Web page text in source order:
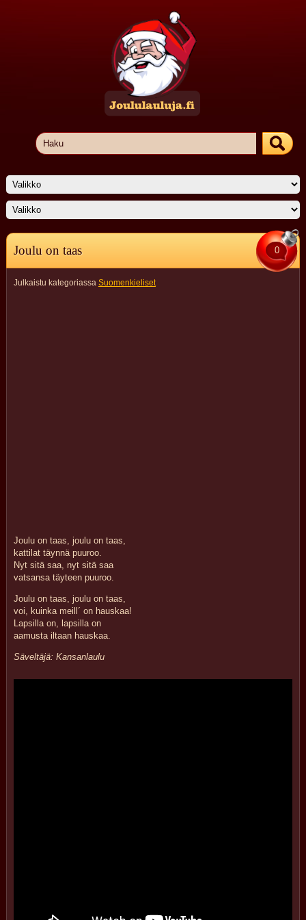
Joulu on taas 0
Julkaistu kategoriassa Suomenkieliset
Joulu on taas, joulu on taas,
kattilat täynnä puuroo.
Nyt sitä saa, nyt sitä saa
vatsansa täyteen puuroo.
Joulu on taas, joulu on taas,
voi, kuinka meill´ on hauskaa!
Lapsilla on, lapsilla on
aamusta iltaan hauskaa.
Säveltäjä: Kansanlaulu